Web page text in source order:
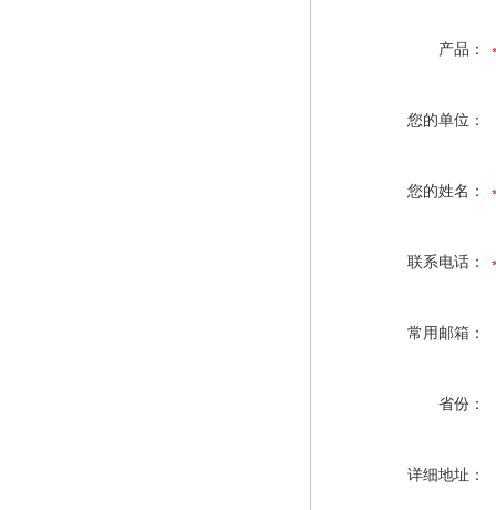
产品：
您的单位：
您的姓名：
联系电话：
常用邮箱：
省份：
详细地址：